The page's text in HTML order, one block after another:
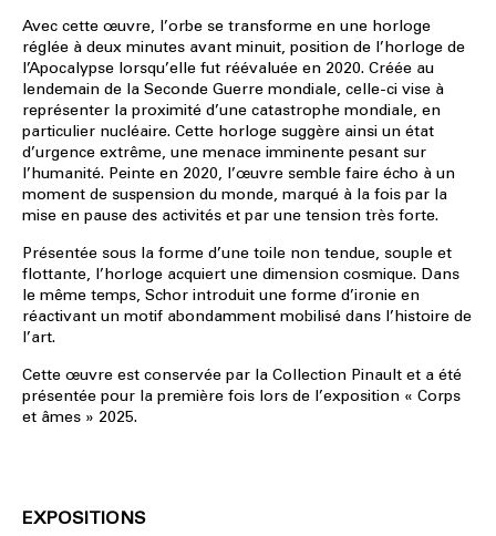
Avec cette œuvre, l’orbe se transforme en une horloge
réglée à deux minutes avant minuit, position de l’horloge de
l’Apocalypse lorsqu’elle fut réévaluée en 2020. Créée au
lendemain de la Seconde Guerre mondiale, celle-ci vise à
représenter la proximité d’une catastrophe mondiale, en
particulier nucléaire. Cette horloge suggère ainsi un état
d’urgence extrême, une menace imminente pesant sur
l’humanité. Peinte en 2020, l’œuvre semble faire écho à un
moment de suspension du monde, marqué à la fois par la
mise en pause des activités et par une tension très forte.
Présentée sous la forme d’une toile non tendue, souple et
flottante, l’horloge acquiert une dimension cosmique. Dans
le même temps, Schor introduit une forme d’ironie en
réactivant un motif abondamment mobilisé dans l’histoire de
l’art.
Cette œuvre est conservée par la Collection Pinault et a été
présentée pour la première fois lors de l’exposition « Corps
et âmes » 2025.
EXPOSITIONS